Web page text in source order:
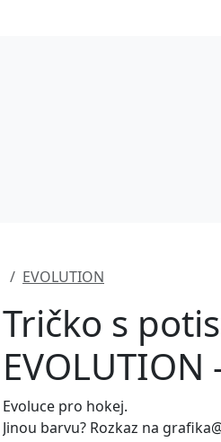
EVOLUTION
Tričko s
EVOLUTION
Evoluce pro hokej.
Jinou barvu? Rozkaz na